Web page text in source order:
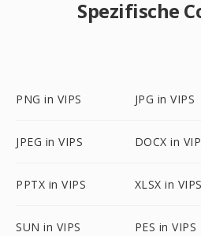
Spezifische
PNG in VIPS JPG in VIPS
JPEG in VIPS DOCX in
PPTX in VIPS XLSX in VIPS
SUN in VIPS PES in VIPS